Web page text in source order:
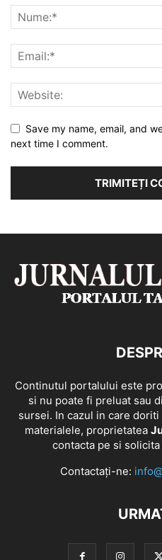
Save my name, email, and
next time I comment.
Continutul portalului este
si nu poate fi preluat sau
sursei. In cazul in care
materialele, proprietatea
contacta pe si
Contactați-ne: